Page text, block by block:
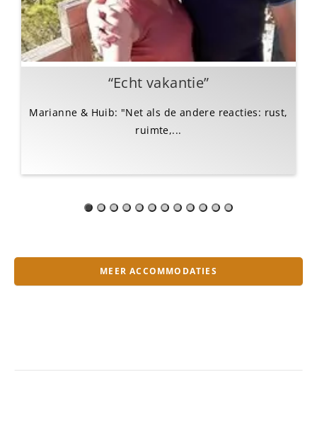
“Echt vakantie”
Marianne & Huib: "Net als de andere reacties: rust,
ruimte,...
MEER ACCOMMODATIES